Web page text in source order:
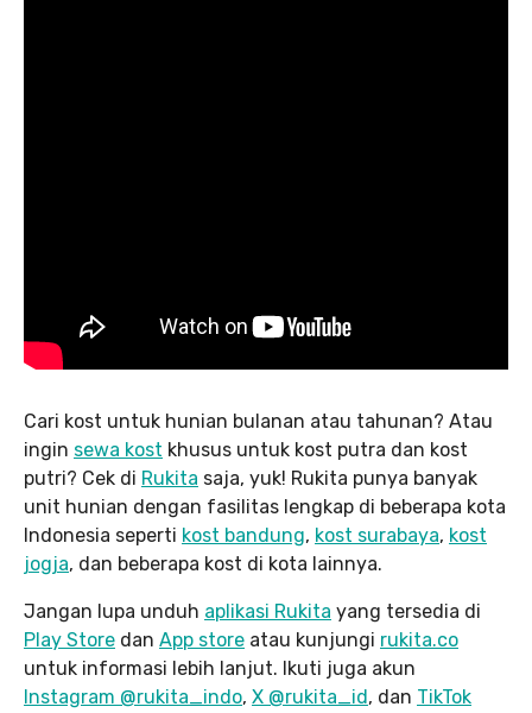
Cari kost untuk hunian bulanan atau tahunan? Atau
ingin sewa kost khusus untuk kost putra dan kost
putri? Cek di Rukita saja, yuk! Rukita punya banyak
unit hunian dengan fasilitas lengkap di beberapa kota
Indonesia seperti kost bandung, kost surabaya, kost
jogja, dan beberapa kost di kota lainnya.
Jangan lupa unduh aplikasi Rukita yang tersedia di
Play Store dan App store atau kunjungi rukita.co
untuk informasi lebih lanjut. Ikuti juga akun
Instagram @rukita_indo, X @rukita_id , dan TikTok